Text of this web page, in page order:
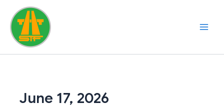
content
June 17, 2026